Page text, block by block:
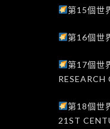
第15個世
第16個世
第17個世
RESEARCH
第18個世
21ST